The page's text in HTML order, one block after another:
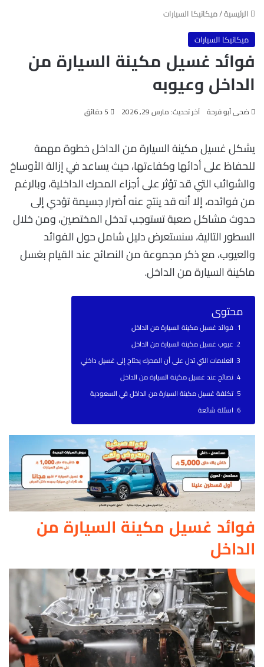
الرئيسية/ميكانيكا السيارات
ميكانيكا السيارات
فوائد غسيل مكينة السيارة من
الداخل وعيوبه
ضحى أبو فرحة آخر تحديث: مارس 29, 2026
يشكل غسيل مكينة السيارة من الداخل خطوة مهمة
للحفاظ على أدائها وكفاءتها، حيث يساعد في إزالة الأوساخ
والشوائب التي قد تؤثر على أجزاء المحرك الداخلية، وبالرغم
من فوائده، إلا أنه قد ينتج عنه أضرار جسيمة تؤدي إلى
حدوث مشاكل صعبة تستوجب تدخل المختصين، ومن خلال
السطور التالية، سنستعرض دليل شامل حول الفوائد
والعيوب، مع ذكر مجموعة من النصائح عند القيام بغسل
ماكينة السيارة من الداخل.
محتوى
فوائد غسيل مكينة السيارة من الداخل
عيوب غسيل مكينة السيارة من الداخل
العلامات التي تدل على أن المحرك يحتاج إلى غسيل داخلي
نصائح عند غسيل مكينة السيارة من الداخل
تكلفة غسيل مكينة السيارة من الداخل في السعودية
اسئلة شائعة
فوائد غسيل مكينة السيارة من
الداخل